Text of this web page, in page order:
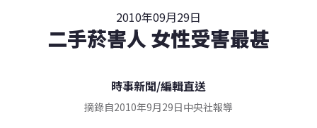
2010年09月29日
二手菸害人 女性受害最甚
時事新聞/編輯直送
摘錄自2010年9月29日中央社報導